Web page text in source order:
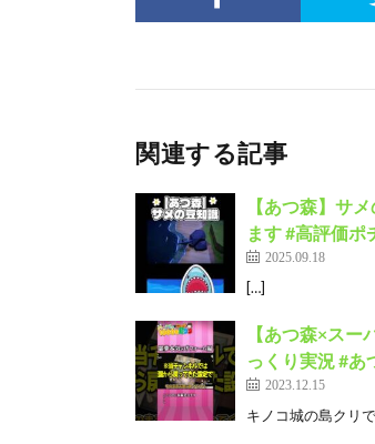
関連する記事
【あつ森】サ
ます #高評価ポ
2025.09.18
[…]
【あつ森×スー
っくり実況 #
2023.12.15
キノコ城の島クリ